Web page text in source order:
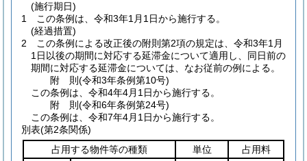
(施行期日)
1
この条例は、令和3年1月1日から施行する。
(経過措置)
2
この条例による改正後の附則第2項の規定は、令和3年1月
1日以後の期間に対応する延滞金について適用し、同日前の
期間に対応する延滞金については、なお従前の例による。
附 則(令和3年条例第10号)
この条例は、令和4年4月1日から施行する。
附 則(令和6年条例第24号)
この条例は、令和7年4月1日から施行する。
別表(第2条関係)
占用する物件等の種類
単位
占用料